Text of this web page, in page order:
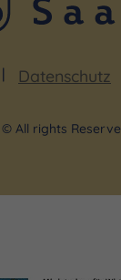
Datenschutz
All rights